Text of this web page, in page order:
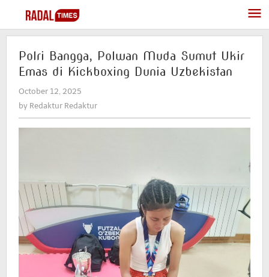
content
Polri Bangga, Polwan Muda Sumut Ukir
Emas di Kickboxing Dunia Uzbekistan
October 12, 2025
Redaktur
by Redaktur Redaktur